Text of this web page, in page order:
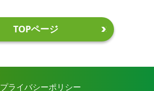
TOPページ
プライバシーポリシー